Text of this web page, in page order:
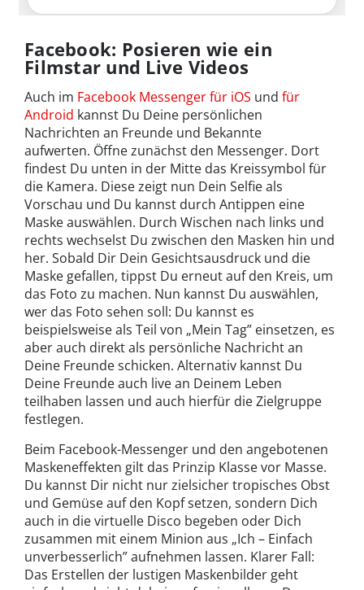
Facebook: Posieren wie ein
Filmstar und Live Videos
Auch im Facebook Messenger für iOS und für
Android kannst Du Deine persönlichen
Nachrichten an Freunde und Bekannte
aufwerten. Öffne zunächst den Messenger. Dort
findest Du unten in der Mitte das Kreissymbol für
die Kamera. Diese zeigt nun Dein Selfie als
Vorschau und Du kannst durch Antippen eine
Maske auswählen. Durch Wischen nach links und
rechts wechselst Du zwischen den Masken hin und
her. Sobald Dir Dein Gesichtsausdruck und die
Maske gefallen, tippst Du erneut auf den Kreis, um
das Foto zu machen. Nun kannst Du auswählen,
wer das Foto sehen soll: Du kannst es
beispielsweise als Teil von „Mein Tag” einsetzen, es
aber auch direkt als persönliche Nachricht an
Deine Freunde schicken. Alternativ kannst Du
Deine Freunde auch live an Deinem Leben
teilhaben lassen und auch hierfür die Zielgruppe
festlegen.
Beim Facebook-Messenger und den angebotenen
Maskeneffekten gilt das Prinzip Klasse vor Masse.
Du kannst Dir nicht nur zielsicher tropisches Obst
und Gemüse auf den Kopf setzen, sondern Dich
auch in die virtuelle Disco begeben oder Dich
zusammen mit einem Minion aus „Ich – Einfach
unverbesserlich” aufnehmen lassen. Klarer Fall:
Das Erstellen der lustigen Maskenbilder geht